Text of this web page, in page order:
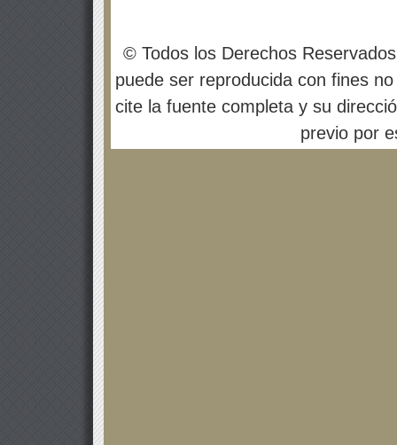
© Todos los Derechos
puede ser reproducida con fines
cite la fuente completa y su
previo por